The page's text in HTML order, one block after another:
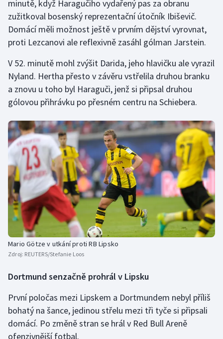
Moderní pětiboj
Motorsport
Parasport
Plavání
Plážový volejbal
Ragby
Rychlobruslení
Rychlostní kanoistika
Short track
Sportovní střelba
Triatlon
Veslování
minutě, když Haragučiho vydařený pas za obranu
zužitkoval bosenský reprezentační útočník Ibiševič.
Domácí měli možnost ještě v prvním dějství vyrovnat,
proti Lezcanovi ale reflexivně zasáhl gólman Jarstein.
V 52. minutě mohl zvýšit Darida, jeho hlavičku ale vyrazil
Nyland. Hertha přesto v závěru vstřelila druhou branku
a znovu u toho byl Haraguči, jenž si připsal druhou
gólovou přihrávku po přesném centru na Schiebera.
Mario Götze v utkání proti RB Lipsko
Zdroj: REUTERS/Stefanie Loos
Dortmund senzačně prohrál v Lipsku
První poločas mezi Lipskem a Dortmundem nebyl příliš
bohatý na šance, jedinou střelu mezi tři tyče si připsali
domácí. Po změně stran se hrál v Red Bull Areně
ofenzivnější fotbal.